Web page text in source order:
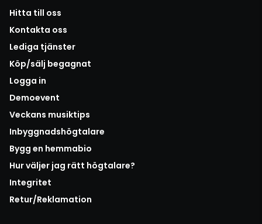
Hitta till oss
Kontakta oss
Lediga tjänster
Köp/sälj begagnat
Logga in
Demoevent
Veckans musiktips
Inbyggnadshögtalare
Bygg en hemmabio
Hur väljer jag rätt högtalare?
Integritet
Retur/Reklamation